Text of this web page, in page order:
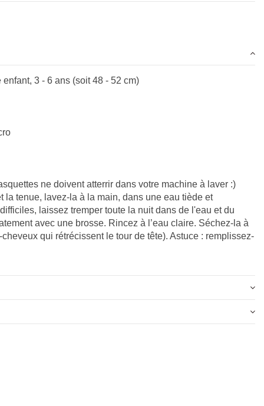
3 - 6 ans (soit 48 - 52 cm)
ne doivent atterrir dans votre machine à laver :)
la tenue, lavez-la à la main, dans une eau tiède et
laissez tremper toute la nuit dans de l'eau et du
avec une brosse. Rincez à l’eau claire. Séchez-la à
qui rétrécissent le tour de tête). Astuce : remplissez-